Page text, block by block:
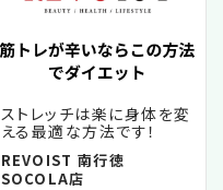
ストレッチは楽に身体を変
える最適な方法です！
REVOIST 南行徳
SOCOLA店